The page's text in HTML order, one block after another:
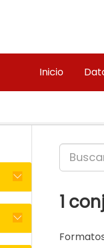
Inicio
1